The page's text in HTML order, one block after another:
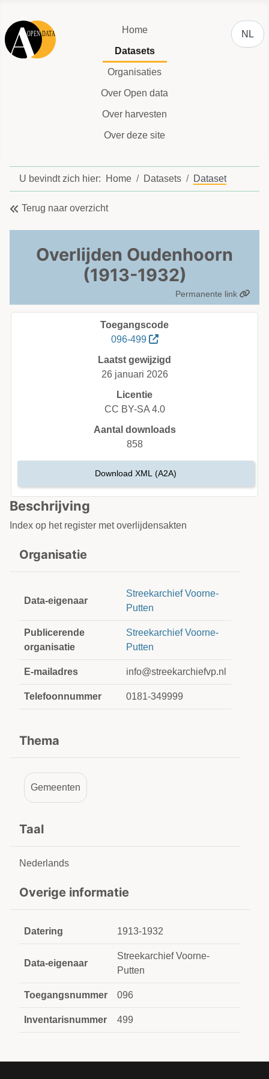
Home
Datasets
Organisaties
Over Open data
Over harvesten
Over deze site
NL
U bevindt zich hier: Home Datasets Dataset
Terug naar overzicht
Overlijden Oudenhoorn
(1913-1932)
Permanente link
Beschrijving
Index op het register met overlijdensakten
Organisatie
Data-eigenaar
Streekarchief Voorne-
Putten
Publicerende
organisatie
Streekarchief Voorne-
Putten
E-mailadres info@streekarchiefvp.nl
Telefoonnummer 0181-349999
Thema
Gemeenten
Taal
Nederlands
Overige informatie
Datering 1913-1932
Data-eigenaar
Streekarchief Voorne-
Putten
Toegangsnummer 096
Inventarisnummer 499
Toegangscode
096-499
Laatst gewijzigd
26 januari 2026
Licentie
CC BY-SA 4.0
Aantal downloads
858
Download XML (A2A)